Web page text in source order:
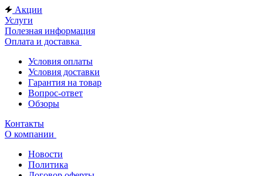
Акции
Услуги
Полезная информация
Оплата и доставка
Условия оплаты
Условия доставки
Гарантия на товар
Вопрос-ответ
Обзоры
Контакты
О компании
Новости
Политика